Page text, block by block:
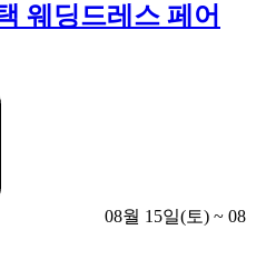
웨딩드레스 페어
08월 15일(토) ~ 08